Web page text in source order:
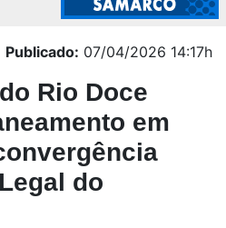
Publicado: 07/04/2026 14:17h
Rio Doce
em
do